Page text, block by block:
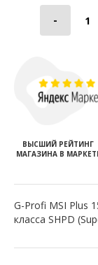
ВЫСШИЙ РЕЙТИНГ
МАГАЗИНА В
G-Profi MSI Plus
класса SHPD